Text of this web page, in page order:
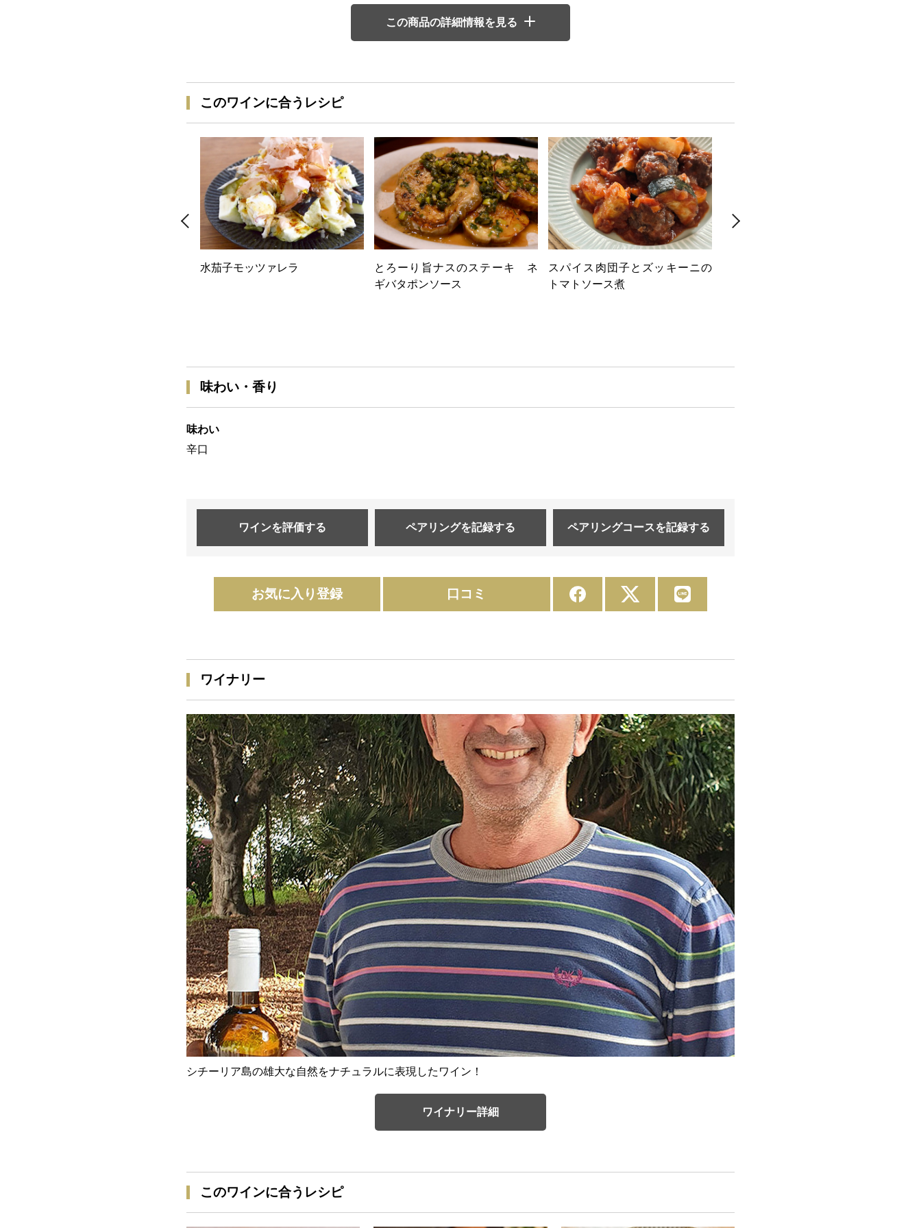
この商品の詳細情報を見る
このワインに合うレシピ
水茄子モッツァレラ
とろーり旨ナスのステーキ ネ
ギバタポンソース
スパイス肉団子とズッキーニの
トマトソース煮
味わい・香り
味わい
辛口
ワインを評価する ペアリングを記録する ペアリングコースを記録する
お気に入り登録 口コミ
ワイナリー
シチーリア島の雄大な自然をナチュラルに表現したワイン！
ワイナリー詳細
このワインに合うレシピ